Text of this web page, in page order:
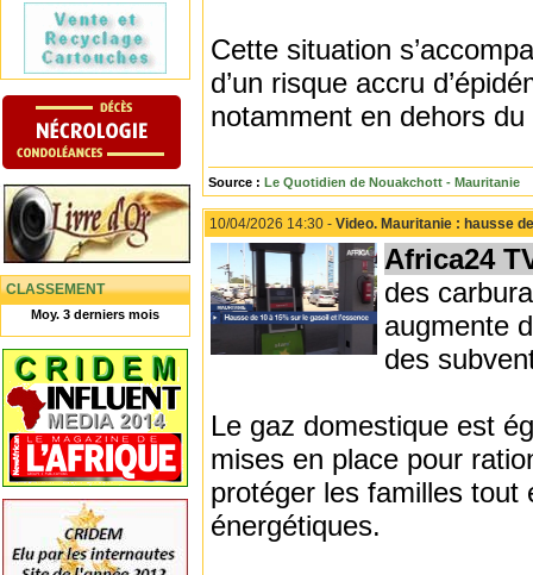
CLASSEMENT
Moy. 3 derniers mois
Cette situation
d’un risque accru
notamment en dehors
Source : Le Quotidien de Nouakchott - Mauritanie
10/04/2026 14:30 - Video. Mauritanie : hausse
Africa24
des
augmente
des
Le gaz domestique est
mises en place pour
protéger les familles tout
énergétiques.